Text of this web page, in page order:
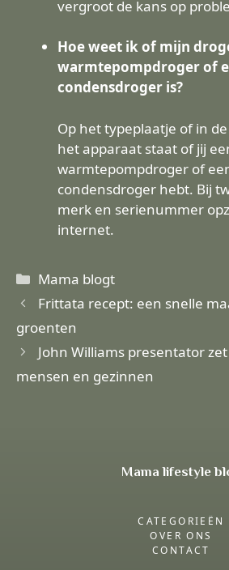
vergroot de kans op
Hoe weet ik of mijn
warmtepompdroger of
condensdroger is?
Op het typeplaatje of in
het apparaat staat of jij
warmtepompdroger of
condensdroger hebt. Bij
merk en serienummer
internet.
Categorieën
Mama blogt
Frittata recept: een snelle
groenten
John Williams presentator
mensen en gezinnen
Mama lifestyle
CATEGORIEËN
OVER ONS
CONTACT